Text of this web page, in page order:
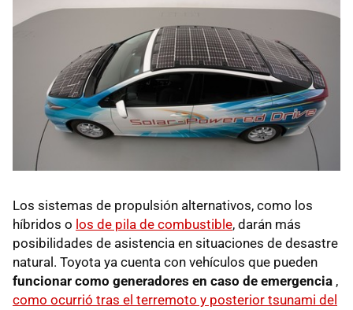
Los sistemas de propulsión alternativos, como los
híbridos o los de pila de combustible, darán más
posibilidades de asistencia en situaciones de desastre
natural. Toyota ya cuenta con vehículos que pueden
funcionar como generadores en caso de emergencia ,
como ocurrió tras el terremoto y posterior tsunami del